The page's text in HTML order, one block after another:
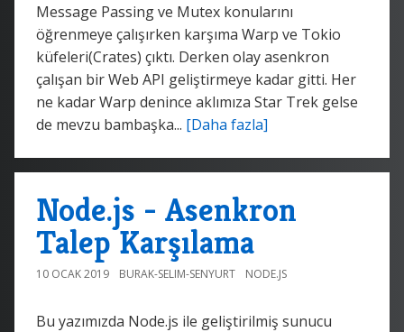
Message Passing ve Mutex konularını
öğrenmeye çalışırken karşıma Warp ve Tokio
küfeleri(Crates) çıktı. Derken olay asenkron
çalışan bir Web API geliştirmeye kadar gitti. Her
ne kadar Warp denince aklımıza Star Trek gelse
de mevzu bambaşka... [Daha fazla]
Node.js - Asenkron
Talep Karşılama
10 OCAK 2019 BURAK-SELIM-SENYURT NODE.JS
Bu yazımızda Node.js ile geliştirilmiş sunucu